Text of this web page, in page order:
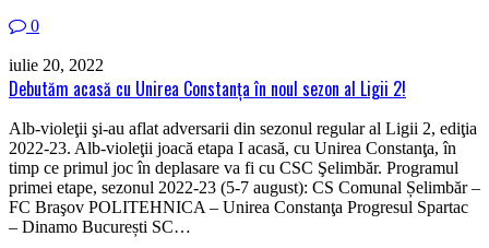
0
iulie 20, 2022
Debutăm acasă cu Unirea Constanţa în noul sezon al Ligii 2!
Alb-violeţii şi-au aflat adversarii din sezonul regular al Ligii 2, ediţia
2022-23. Alb-violeţii joacă etapa I acasă, cu Unirea Constanţa, în
timp ce primul joc în deplasare va fi cu CSC Şelimbăr. Programul
primei etape, sezonul 2022-23 (5-7 august): CS Comunal Șelimbăr –
FC Braşov POLITEHNICA – Unirea Constanţa Progresul Spartac
– Dinamo București SC…